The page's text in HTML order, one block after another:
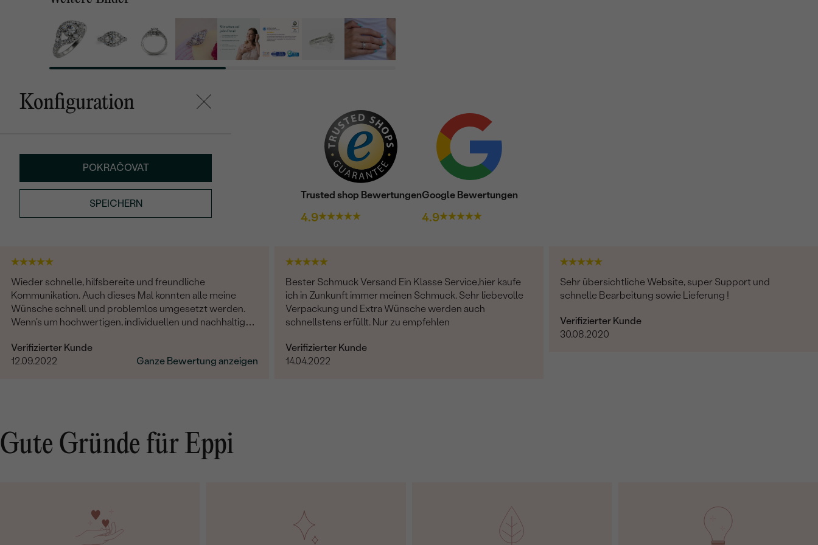
Konfiguration
POKRAČOVAT
SPEICHERN
Trusted shop Bewertungen
4.9
Google Bewertungen
4.9
Wieder schnelle, hilfsbereite und freundliche
Kommunikation. Auch dieses Mal konnten alle meine
Wünsche schnell und problemlos umgesetzt werden.
Wenn's um hochwertigen, individuellen und nachhaltigen
Verifizierter Kunde
12.09.2022
Ganze Bewertung anzeigen
Bester Schmuck Versand Ein Klasse Service,hier kaufe
ich in Zunkunft immer meinen Schmuck. Sehr liebevolle
Verpackung und Extra Wünsche werden auch
schnellstens erfüllt. Nur zu empfehlen
Verifizierter Kunde
14.04.2022
Sehr übersichtliche Website, super Support und
schnelle Bearbeitung sowie Lieferung !
Verifizierter Kunde
30.08.2020
Gute Gründe für Eppi